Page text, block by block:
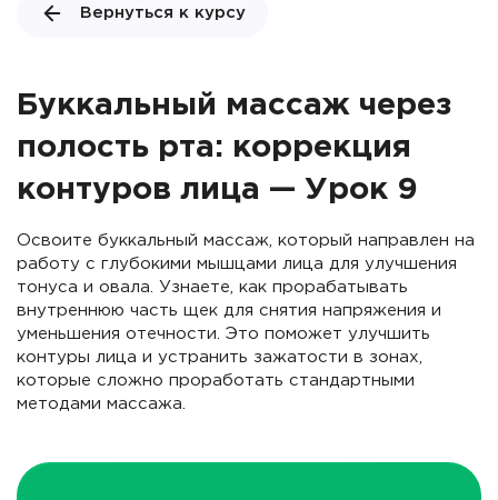
Вернуться к курсу
Буккальный массаж через
полость рта: коррекция
контуров лица — Урок 9
Освоите буккальный массаж, который направлен на
работу с глубокими мышцами лица для улучшения
тонуса и овала. Узнаете, как прорабатывать
внутреннюю часть щек для снятия напряжения и
уменьшения отечности. Это поможет улучшить
контуры лица и устранить зажатости в зонах,
которые сложно проработать стандартными
методами массажа.